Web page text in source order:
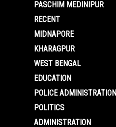
PASCHIM MEDINIPUR
RECENT
MIDNAPORE
KHARAGPUR
WEST BENGAL
EDUCATION
POLICE ADMINISTRATION
POLITICS
ADMINISTRATION